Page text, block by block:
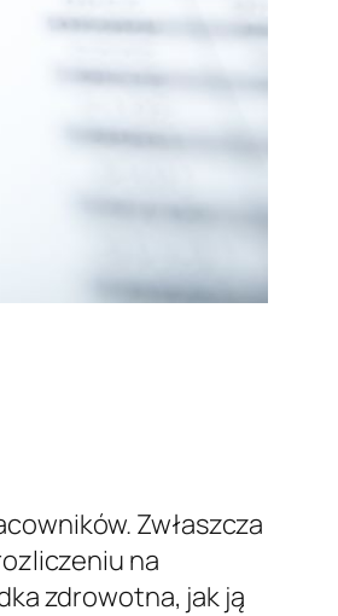
Zwłaszcza
na
zdrowotna, jak ją